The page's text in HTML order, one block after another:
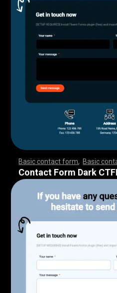
Basic contact form Basic
,,,,,,,,,,,,,,,,,,,,, ,,,,,,,,,,,,
,,,,,,,,,,,,,,,,,,,,, ,,,,,,,,,,,,
Contact Form Dark